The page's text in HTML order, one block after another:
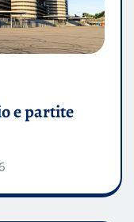
e partite